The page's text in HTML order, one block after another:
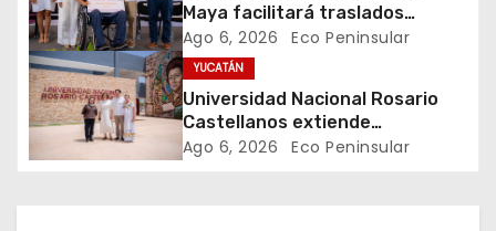
e
n
t
Maya facilitará traslados
gratuitos para usuarias y
usuarios del CREE
Ago 6, 2026 Eco Peninsular
YUCATÁN
Universidad Nacional Rosario
Castellanos extiende
convocatoria de ingreso al 31 de
Ago 6, 2026 Eco Peninsular